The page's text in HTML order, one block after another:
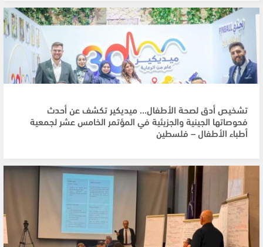
تشخيص أدق لصحة الأطفال… ميديكير تكشف عن أحدث
فحوصاتها الجينية والجزيئية في المؤتمر الخامس عشر لجمعية
أطباء الأطفال – فلسطين